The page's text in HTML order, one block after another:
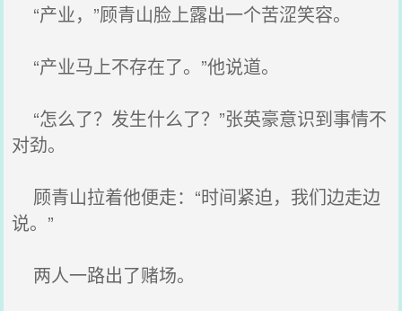
“产业，”顾青山脸上露出一个苦涩笑容。
“产业马上不存在了。”他说道。
“怎么了？发生什么了？”张英豪意识到事情不
对劲。
顾青山拉着他便走：“时间紧迫，我们边走边
说。”
两人一路出了赌场。